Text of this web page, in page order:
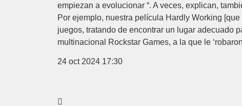
empiezan a evolucionar “. A veces, explican,
Por ejemplo, nuestra película Hardly Working
juegos, tratando de encontrar un lugar adecuado
multinacional Rockstar Games, a la que le
24 oct 2024 17:30